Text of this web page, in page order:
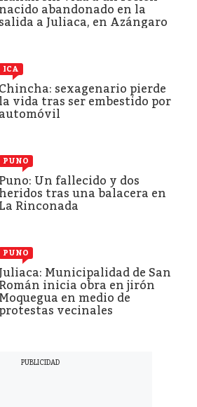
nacido abandonado en la
salida a Juliaca, en Azángaro
ICA
Chincha: sexagenario pierde
la vida tras ser embestido por
automóvil
PUNO
Puno: Un fallecido y dos
heridos tras una balacera en
La Rinconada
PUNO
Juliaca: Municipalidad de San
Román inicia obra en jirón
Moquegua en medio de
protestas vecinales